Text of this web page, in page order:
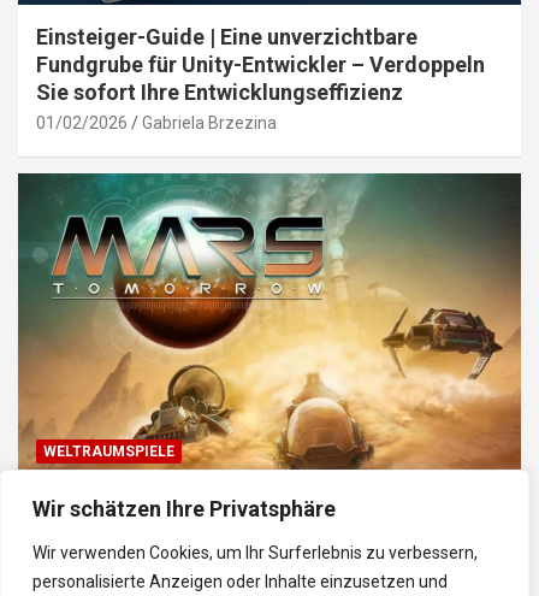
Wir schätzen Ihre Privatsphäre
Wir verwenden Cookies, um Ihr Surferlebnis zu verbessern,
personalisierte Anzeigen oder Inhalte einzusetzen und
Einsteiger-Guide | Eine unverzichtbare
Fundgrube für Unity-Entwickler – Verdoppeln
Sie sofort Ihre Entwicklungseffizienz
01/02/2026 Gabriela Brzezina
WELTRAUMSPIELE
Top Weltraum-Browser-Spiele: Erkunde, baue